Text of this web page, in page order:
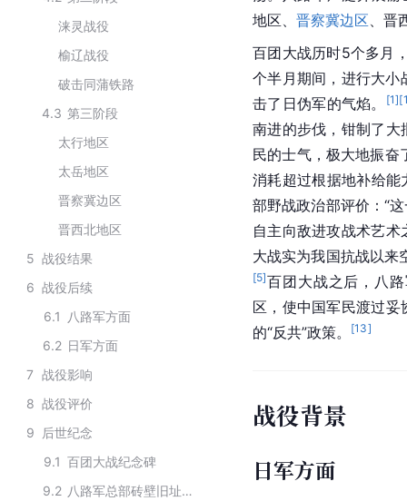
涞灵战役
榆辽战役
破击同蒲铁路
4.3 第三阶段
太行地区
太岳地区
晋察冀边区
晋西北地区
5 战役结果
6 战役后续
6.1
八路军方面
6.2 日军方面
7 战役影响
8 战役评价
9
后世纪念
9.1 百团大战纪念碑
9.2
八路军总部砖壁旧址纪念馆
地区、 晋察冀边区 、
百团大战历时5个多月
个半月期间，进行大
击了日伪军的气焰。
[1][
南进的步伐，钳制了大
民的士气，极大地振奋
消耗超过根据地补给
部野战政治部评价：“
自主向敌进攻战术艺
大战实为我国抗战以来
[5]百团大战之后，八
区，使中国军民渡过
的“反共”政策。
[13]
战役背景
日军方面